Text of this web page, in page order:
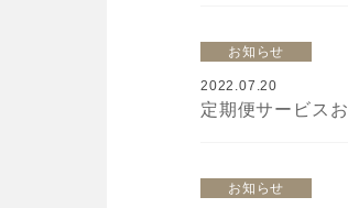
お知らせ
2022.07.20
定期便サービス
お知らせ